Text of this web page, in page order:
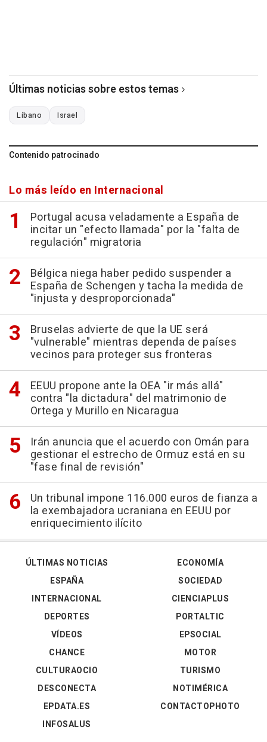
Últimas noticias sobre estos temas
Líbano Israel
Contenido patrocinado
Lo más leído en Internacional
Portugal acusa veladamente a España de
incitar un "efecto llamada" por la "falta de
regulación" migratoria
Bélgica niega haber pedido suspender a
España de Schengen y tacha la medida de
"injusta y desproporcionada"
Bruselas advierte de que la UE será
"vulnerable" mientras dependa de países
vecinos para proteger sus fronteras
EEUU propone ante la OEA "ir más allá"
contra "la dictadura" del matrimonio de
Ortega y Murillo en Nicaragua
Irán anuncia que el acuerdo con Omán para
gestionar el estrecho de Ormuz está en su
"fase final de revisión"
Un tribunal impone 116.000 euros de fianza a
la exembajadora ucraniana en EEUU por
enriquecimiento ilícito
ÚLTIMAS NOTICIAS
ESPAÑA
INTERNACIONAL
DEPORTES
VÍDEOS
ECONOMÍA
SOCIEDAD
CIENCIAPLUS
PORTALTIC
EPSOCIAL
CHANCE
CULTURAOCIO
DESCONECTA
EPDATA.ES
INFOSALUS
MOTOR
TURISMO
NOTIMÉRICA
CONTACTOPHOTO